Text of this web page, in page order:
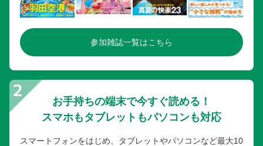
参加雑誌一覧はこちら
お手持ちの端末で今すぐ読める！
スマホもタブレットもパソコンも対応
スマートフォンをはじめ、タブレットやパソコンなど最大10